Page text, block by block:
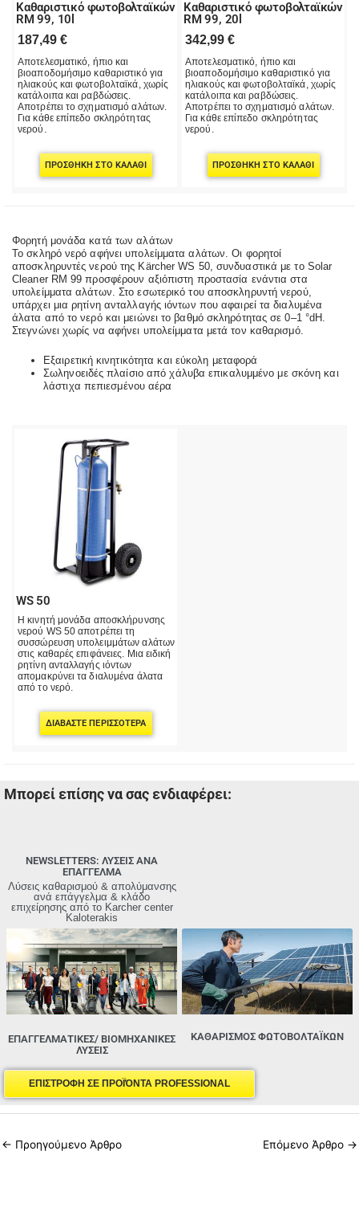
Καθαριστικό φωτοβολταϊκών
RM 99, 10l
187,49 €
Αποτελεσματικό, ήπιο και
βιοαποδομήσιμο καθαριστικό για
ηλιακούς και φωτοβολταϊκά, χωρίς
κατάλοιπα και ραβδώσεις.
Αποτρέπει το σχηματισμό αλάτων.
Για κάθε επίπεδο σκληρότητας
νερού.
ΠΡΟΣΘΉΚΗ ΣΤΟ ΚΑΛΆΘΙ
Καθαριστικό φωτοβολταϊκών
RM 99, 20l
342,99 €
Αποτελεσματικό, ήπιο και
βιοαποδομήσιμο καθαριστικό για
ηλιακούς και φωτοβολταϊκά, χωρίς
κατάλοιπα και ραβδώσεις.
Αποτρέπει το σχηματισμό αλάτων.
Για κάθε επίπεδο σκληρότητας
νερού.
ΠΡΟΣΘΉΚΗ ΣΤΟ ΚΑΛΆΘΙ
Φορητή μονάδα κατά των αλάτων
Το σκληρό νερό αφήνει υπολείμματα αλάτων. Οι φορητοί
αποσκληρυντές νερού της Kärcher WS 50, συνδυαστικά με το Solar
Cleaner RM 99 προσφέρουν αξιόπιστη προστασία ενάντια στα
υπολείμματα αλάτων. Στο εσωτερικό του αποσκληρυντή νερού,
υπάρχει μια ρητίνη ανταλλαγής ιόντων που αφαιρεί τα διαλυμένα
άλατα από το νερό και μειώνει το βαθμό σκληρότητας σε 0–1 °dH.
Στεγνώνει χωρίς να αφήνει υπολείμματα μετά τον καθαρισμό.
Εξαιρετική κινητικότητα και εύκολη μεταφορά
Σωληνοειδές πλαίσιο από χάλυβα επικαλυμμένο με σκόνη και
λάστιχα πεπιεσμένου αέρα
WS 50
Η κινητή μονάδα αποσκλήρυνσης
νερού WS 50 αποτρέπει τη
συσσώρευση υπολειμμάτων αλάτων
στις καθαρές επιφάνειες. Μια ειδική
ρητίνη ανταλλαγής ιόντων
απομακρύνει τα διαλυμένα άλατα
από το νερό.
ΔΙΑΒΆΣΤΕ ΠΕΡΙΣΣΌΤΕΡΑ
Μπορεί επίσης να σας ενδιαφέρει:
NEWSLETTERS: ΛΥΣΕΙΣ ΑΝΑ
ΕΠΑΓΓΕΛΜΑ
Λύσεις καθαρισμού & απολύμανσης
ανά επάγγελμα & κλάδο
επιχείρησης από τo Karcher center
Kaloterakis
ΕΠΑΓΓΕΛΜΑΤΙΚΕΣ/ ΒΙΟΜΗΧΑΝΙΚΕΣ
ΛΥΣΕΙΣ
ΚΑΘΑΡΙΣΜΌΣ ΦΩΤΟΒΟΛΤΑΪΚΏΝ
ΕΠΙΣΤΡΟΦΗ ΣΕ ΠΡΟΪΌΝΤΑ PROFESSIONAL
← Προηγούμενο Άρθρο Επόμενο Άρθρο →